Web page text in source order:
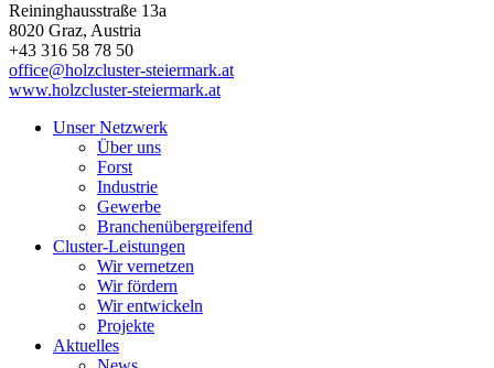
Reininghausstraße 13a
8020 Graz, Austria
+43 316 58 78 50
office@holzcluster-steiermark.at
www.holzcluster-steiermark.at
Unser Netzwerk
Über uns
Forst
Industrie
Gewerbe
Branchenübergreifend
Cluster-Leistungen
Wir vernetzen
Wir fördern
Wir entwickeln
Projekte
Aktuelles